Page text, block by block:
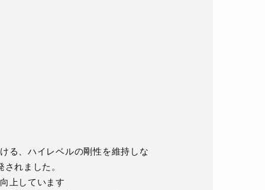
る、ハイレベルの剛性を維持しな
れました。
上しています